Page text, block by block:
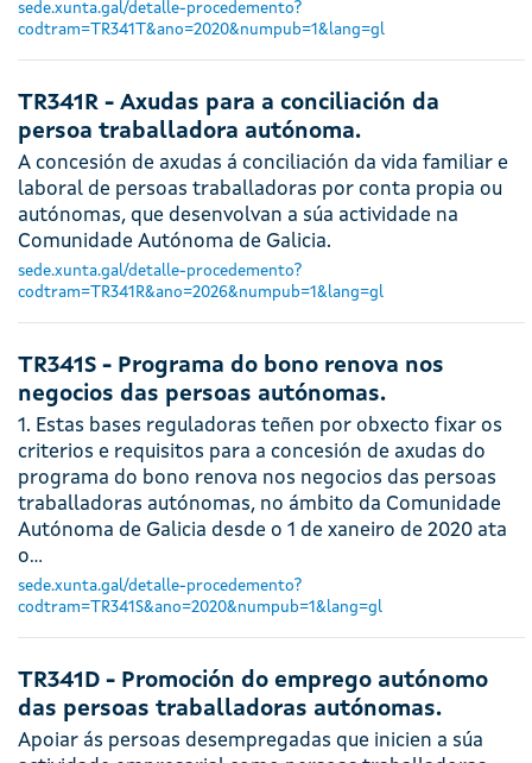
sede.xunta.gal/detalle-procedemento?
codtram=TR341T&ano=2020&numpub=1&lang=gl
TR341R - Axudas para a conciliación da
persoa traballadora autónoma.
A concesión de axudas á conciliación da vida familiar e
laboral de persoas traballadoras por conta propia ou
autónomas, que desenvolvan a súa actividade na
Comunidade Autónoma de Galicia.
sede.xunta.gal/detalle-procedemento?
codtram=TR341R&ano=2026&numpub=1&lang=gl
TR341S - Programa do bono renova nos
negocios das persoas autónomas.
1. Estas bases reguladoras teñen por obxecto fixar os
criterios e requisitos para a concesión de axudas do
programa do bono renova nos negocios das persoas
traballadoras autónomas, no ámbito da Comunidade
Autónoma de Galicia desde o 1 de xaneiro de 2020 ata
o…
sede.xunta.gal/detalle-procedemento?
codtram=TR341S&ano=2020&numpub=1&lang=gl
TR341D - Promoción do emprego autónomo
das persoas traballadoras autónomas.
Apoiar ás persoas desempregadas que inicien a súa